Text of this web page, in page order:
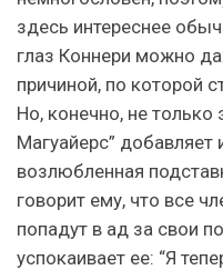
здесь интереснее
глаз Коннери можно
причиной, по которой
Но, конечно, не только
Магуайерс” добавляет
возлюбленная
говорит ему, что все
попадут в ад за свои
успокаивает ее: “Я